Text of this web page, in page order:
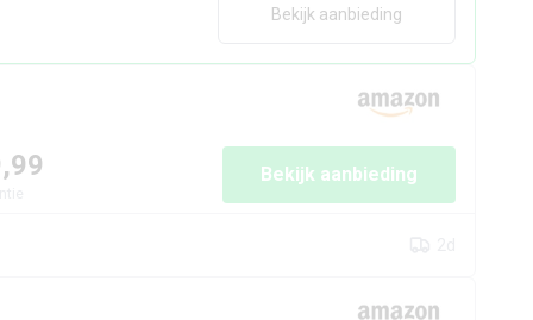
Bekijk aanbieding
Bekijk aanbieding